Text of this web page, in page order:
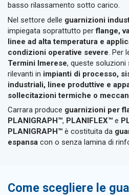
basso rilassamento sotto carico.
Nel settore delle guarnizioni
impiegata soprattutto perflange,
linee ad alta temperatura e
condizioni operative severe . Per
Termini Imerese, queste
rilevanti in impianti di processo,
industriali, linee produttive e
sollecitazioni termiche o
Carrara produce guarnizioni per
PLANIGRAPH™, PLANIFLEX™ e
PLANIGRAPH™ è costituita da
espansa con o senza lamina di
Come scegliere le